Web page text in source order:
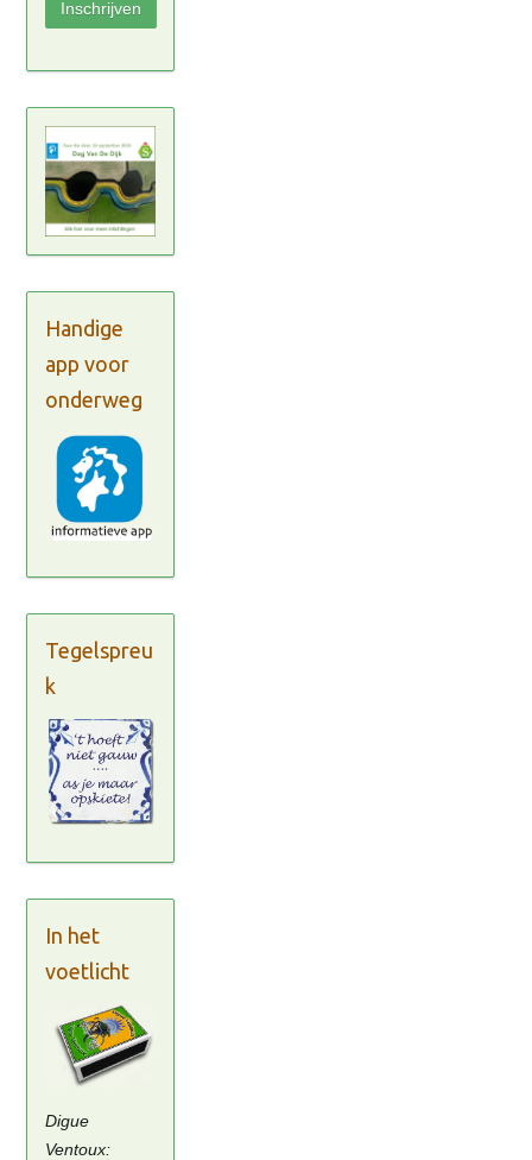
Handige
app voor
onderweg
Tegelspreu
k
In het
voetlicht
Digue
Ventoux: